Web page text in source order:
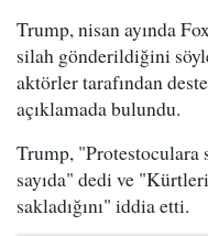
Trump, nisan ayında
silah gönderildiğini
aktörler tarafından
açıklamada bulundu.
Trump, "Protestoculara
sayıda" dedi ve
sakladığını" iddia etti.